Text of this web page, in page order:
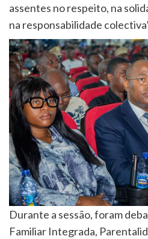
assentes no respeito, na
na responsabilidade
Durante a sessão, foram
Familiar Integrada,